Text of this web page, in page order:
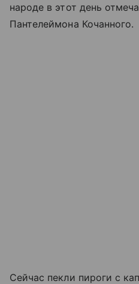
народе в этот день
Пантелеймона Кочанного.
Сейчас пекли пироги с